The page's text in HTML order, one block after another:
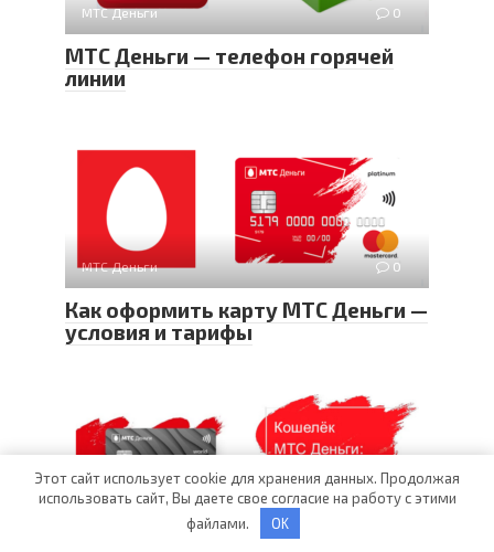
МТС Деньги 0
МТС Деньги — телефон горячей
линии
МТС Деньги 0
Как оформить карту МТС Деньги —
условия и тарифы
Этот сайт использует cookie для хранения данных. Продолжая
использовать сайт, Вы даете свое согласие на работу с этими
файлами.
OK